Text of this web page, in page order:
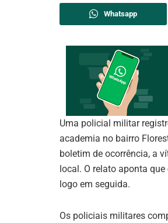
Whatsapp
Uma policial militar
academia no bairro
boletim de ocorrência, a
local. O relato aponta
logo em seguida.
Os policiais militares